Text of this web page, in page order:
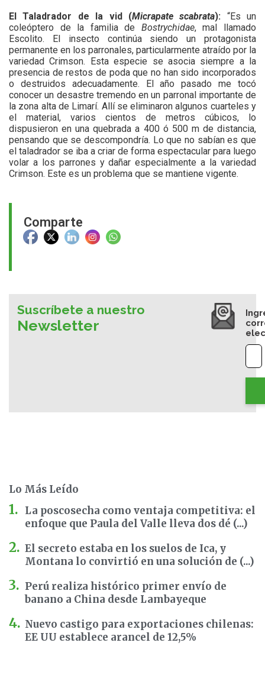
Comparte
El Taladrador de la vid (Micrapate scabrata): “Es un
coleóptero de la familia de Bostrychidae, mal llamado
Escolito. El insecto continúa siendo un protagonista
permanente en los parronales, particularmente atraído por la
variedad Crimson. Esta especie se asocia siempre a la
presencia de restos de poda que no han sido incorporados
o destruidos adecuadamente. El año pasado me tocó
conocer un desastre tremendo en un parronal importante de
la zona alta de Limarí. Allí se eliminaron algunos cuarteles y
el material, varios cientos de metros cúbicos, lo
dispusieron en una quebrada a 400 ó 500 m de distancia,
pensando que se descompondría. Lo que no sabían es que
el taladrador se iba a criar de forma espectacular para luego
volar a los parrones y dañar especialmente a la variedad
Crimson. Este es un problema que se mantiene vigente.
Suscríbete a nuestro
Newsletter
Lo Más Leído
La poscosecha como ventaja competitiva: el
enfoque que Paula del Valle lleva dos dé (...)
El secreto estaba en los suelos de Ica, y
Montana lo convirtió en una solución de (...)
Perú realiza histórico primer envío de
banano a China desde Lambayeque
Nuevo castigo para exportaciones chilenas:
EE UU establece arancel de 12,5%